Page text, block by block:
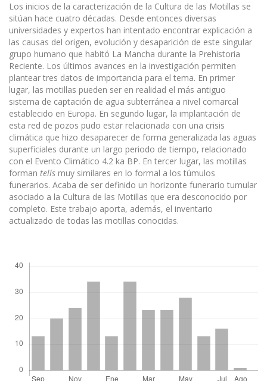
Los inicios de la caracterización de la Cultura de las Motillas se
sitúan hace cuatro décadas. Desde entonces diversas
universidades y expertos han intentado encontrar explicación a
las causas del origen, evolución y desaparición de este singular
grupo humano que habitó La Mancha durante la Prehistoria
Reciente. Los últimos avances en la investigación permiten
plantear tres datos de importancia para el tema. En primer
lugar, las motillas pueden ser en realidad el más antiguo
sistema de captación de agua subterránea a nivel comarcal
establecido en Europa. En segundo lugar, la implantación de
esta red de pozos pudo estar relacionada con una crisis
climática que hizo desaparecer de forma generalizada las aguas
superficiales durante un largo periodo de tiempo, relacionado
con el Evento Climático 4.2 ka BP. En tercer lugar, las motillas
forman tells muy similares en lo formal a los túmulos
funerarios. Acaba de ser definido un horizonte funerario tumular
asociado a la Cultura de las Motillas que era desconocido por
completo. Este trabajo aporta, además, el inventario
actualizado de todas las motillas conocidas.